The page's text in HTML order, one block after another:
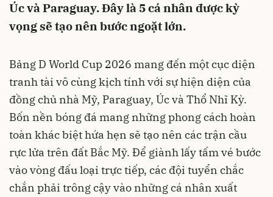
Úc và Paraguay. Đây là 5 cá nhân được kỳ
vọng sẽ tạo nên bước ngoặt lớn.
Bảng D World Cup 2026 mang đến một cục diện
tranh tài vô cùng kịch tính với sự hiện diện của
đồng chủ nhà Mỹ, Paraguay, Úc và Thổ Nhĩ Kỳ.
Bốn nền bóng đá mang những phong cách hoàn
toàn khác biệt hứa hẹn sẽ tạo nên các trận cầu
rực lửa trên đất Bắc Mỹ. Để giành lấy tấm vé bước
vào vòng đấu loại trực tiếp, các đội tuyển chắc
chắn phải trông cậy vào những cá nhân xuất